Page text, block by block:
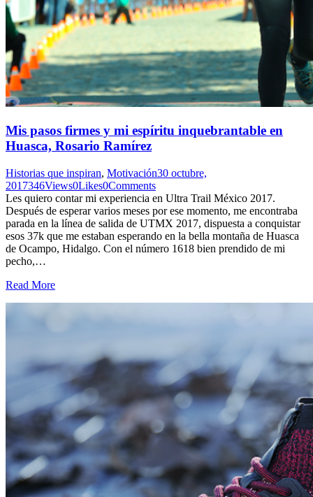
Mis pasos firmes y mi espíritu inquebrantable en
Huasca, Rosario Ramírez
Historias que inspiran, Motivación30 octubre,
2017346Views0Likes0Comments
Les quiero contar mi experiencia en Ultra Trail México 2017.
Después de esperar varios meses por ese momento, me encontraba
parada en la línea de salida de UTMX 2017, dispuesta a conquistar
esos 37k que me estaban esperando en la bella montaña de Huasca
de Ocampo, Hidalgo. Con el número 1618 bien prendido de mi
pecho,…
Read More